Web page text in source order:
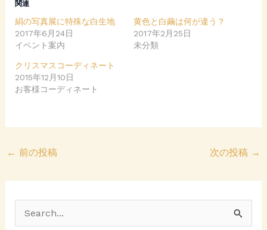
a
r
e
o
T
w
i
t
t
し
ウ
ィ
き
す
)
で
共
有
す
ク
リ
ッ
ク
さ
ド
開
関連
絹の写真展に特殊な白生地
2017年6月24日
イベント案内
黄色と白繭は何が違う？
2017年2月25日
未分類
クリスマスコーディネート
2015年12月10日
お客様コーディネート
← 前の投稿 次の投稿 →